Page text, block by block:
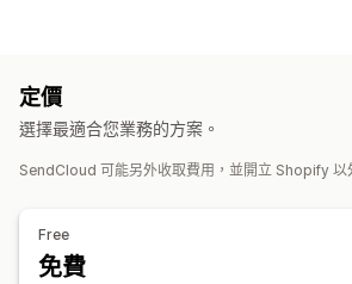
管理貨件
運送分析
定價
選擇最適合您業務的方案。
SendCloud 可能另外收取費用，並開立 Shopify 以
Free
免費